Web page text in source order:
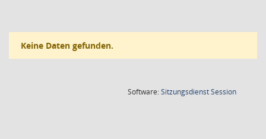
Keine Daten gefunden.
Software:SitzungsdienstSession(Wird in